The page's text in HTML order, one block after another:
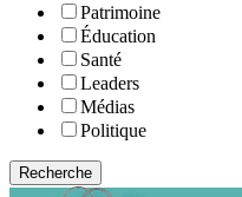
Patrimoine
Éducation
Santé
Leaders
Médias
Politique